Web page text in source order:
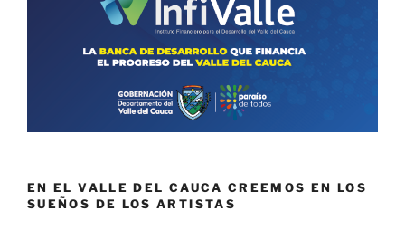
EN EL VALLE DEL CAUCA CREEMOS EN LOS
SUEÑOS DE LOS ARTISTAS